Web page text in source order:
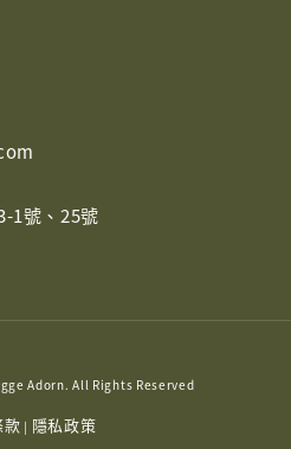
1號、25號
Adorn. All Rights Reserved
款 | 隱私政策